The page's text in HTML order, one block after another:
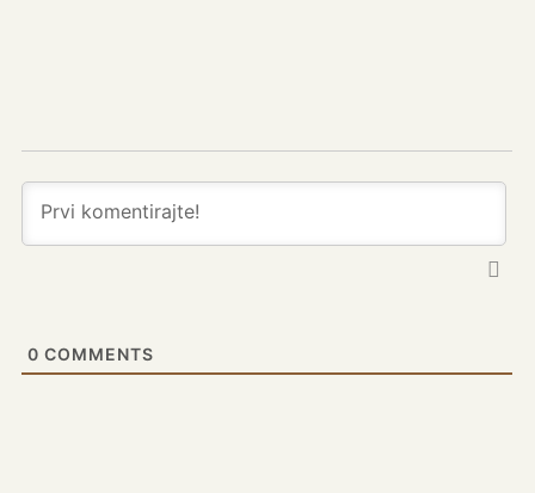
0 COMMENTS